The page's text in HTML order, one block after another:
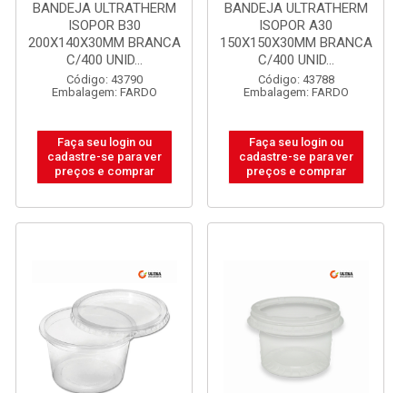
BANDEJA ULTRATHERM
ISOPOR B30
200X140X30MM BRANCA
C/400 UNID...
Código: 43790
Embalagem: FARDO
Faça seu login ou
cadastre-se para ver
preços e comprar
BANDEJA ULTRATHERM
ISOPOR A30
150X150X30MM BRANCA
C/400 UNID...
Código: 43788
Embalagem: FARDO
Faça seu login ou
cadastre-se para ver
preços e comprar